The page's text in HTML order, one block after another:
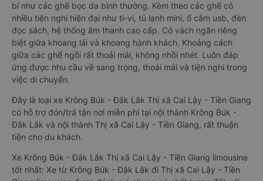
bí như các ghế bọc da bình thường. Kèm theo các ghế có
nhiều tiện nghi hiện đại như ti-vi, tủ lạnh mini, ổ cắm usb, đèn
đọc sách, hệ thống âm thanh cao cấp. Có vách ngăn riêng
biệt giữa khoang lái và khoang hành khách. Khoảng cách
giữa các ghế ngồi rất thoải mái, không nhồi nhét. Luôn đáp
ứng được nhu cầu về sang trọng, thoải mái và tiện nghi trong
việc di chuyển.
Đây là loại xe Krông Búk - Đắk Lắk Thị xã Cai Lậy - Tiền Giang
có hỗ trợ đón/trả tận nơi miễn phí tại nội thành Krông Búk -
Đắk Lắk và nội thành Thị xã Cai Lậy - Tiền Giang, rất thuận
tiện cho du khách.
Xe Krông Búk - Đắk Lắk Thị xã Cai Lậy - Tiền Giang limousine
tốt nhất: Xe từ Krông Búk - Đắk Lắk đi Thị xã Cai Lậy - Tiền